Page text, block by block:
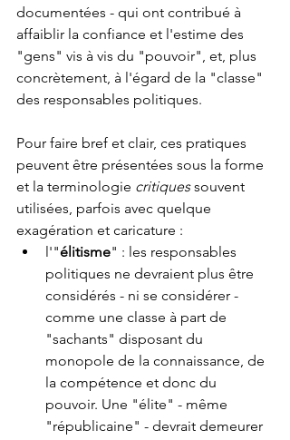
documentées - qui ont contribué à
affaiblir la confiance et l'estime des
"gens" vis à vis du "pouvoir", et, plus
concrètement, à l'égard de la "classe"
des responsables politiques.
Pour faire bref et clair, ces pratiques
peuvent être présentées sous la forme
et la terminologie critiques souvent
utilisées, parfois avec quelque
exagération et caricature :
l'"élitisme" : les responsables
politiques ne devraient plus être
considérés - ni se considérer -
comme une classe à part de
"sachants" disposant du
monopole de la connaissance, de
la compétence et donc du
pouvoir. Une "élite" - même
"républicaine" - devrait demeurer